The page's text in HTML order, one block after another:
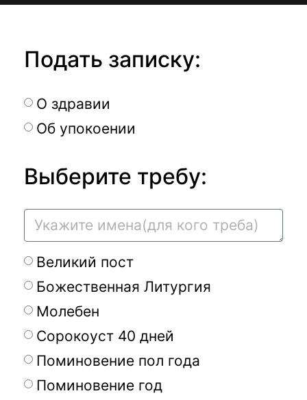
Подать записку:
О здравии
Об упокоении
Выберите требу:
Великий пост
Божественная Литургия
Молебен
Сорокоуст 40 дней
Поминовение пол года
Поминовение год